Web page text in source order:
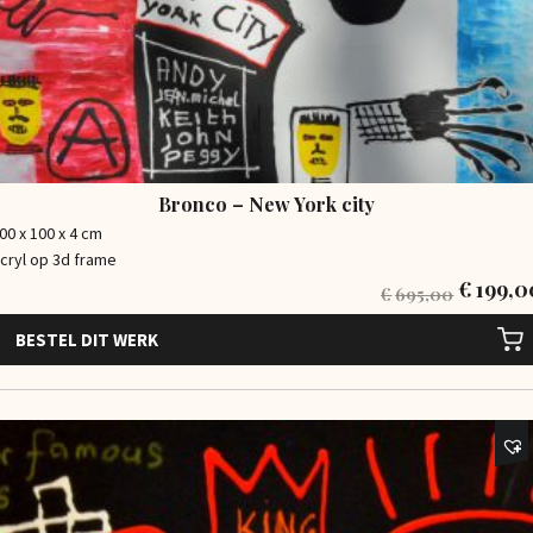
Bronco – New York city
x 100 x 4 cm
op 3d frame
€695,00 €
BESTEL DIT WERK